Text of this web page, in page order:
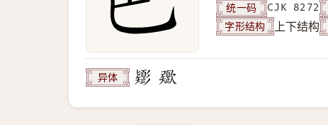
统一码 CJK 8272
字形结构 上下结构
异体